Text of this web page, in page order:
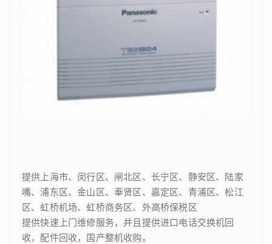
提供上海市、闵行区、闸北区、长宁区、静安区、陆家
嘴、浦东区、金山区、奉贤区、嘉定区、青浦区、松江
区、虹桥机场、虹桥商务区、外高桥保税区
提供快速上门维修服务，并且提供进口电话交换机回
收，配件回收，国产整机收购。